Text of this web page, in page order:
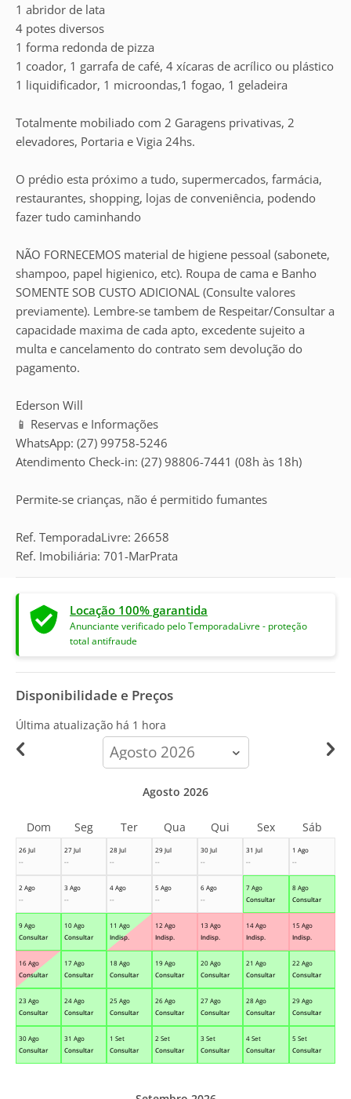
1 abridor de lata
4 potes diversos
1 forma redonda de pizza
1 coador, 1 garrafa de café, 4 xícaras de acrílico ou plástico
1 liquidificador, 1 microondas,1 fogao, 1 geladeira
Totalmente mobiliado com 2 Garagens privativas, 2
elevadores, Portaria e Vigia 24hs.
O prédio esta próximo a tudo, supermercados, farmácia,
restaurantes, shopping, lojas de conveniência, podendo
fazer tudo caminhando
NÃO FORNECEMOS material de higiene pessoal (sabonete,
shampoo, papel higienico, etc). Roupa de cama e Banho
SOMENTE SOB CUSTO ADICIONAL (Consulte valores
previamente). Lembre-se tambem de Respeitar/Consultar a
capacidade maxima de cada apto, excedente sujeito a
multa e cancelamento do contrato sem devolução do
pagamento.
Ederson Will
📱 Reservas e Informações
WhatsApp: (27) 99758-5246
Atendimento Check-in: (27) 98806-7441 (08h às 18h)
Permite-se crianças, não é permitido fumantes
Ref. TemporadaLivre: 26658
Ref. Imobiliária: 701-MarPrata
Locação 100% garantida
Anunciante verificado pelo TemporadaLivre - proteção
total antifraude
Disponibilidade e Preços
Última atualização há 1 hora
calendar-
month
26 Jul
--
27 Jul
--
28 Jul
--
29 Jul
--
30 Jul
--
31 Jul
--
1 Ago
--
2 Ago
--
3 Ago
--
4 Ago
--
5 Ago
--
6 Ago
--
7 Ago
Consultar
8 Ago
Consultar
9 Ago
Consultar
10 Ago
Consultar
11 Ago
Indisp.
12 Ago
Indisp.
13 Ago
Indisp.
14 Ago
Indisp.
15 Ago
Indisp.
16 Ago
Consultar
17 Ago
Consultar
18 Ago
Consultar
19 Ago
Consultar
20 Ago
Consultar
21 Ago
Consultar
22 Ago
Consultar
23 Ago
Consultar
24 Ago
Consultar
25 Ago
Consultar
26 Ago
Consultar
27 Ago
Consultar
28 Ago
Consultar
29 Ago
Consultar
30 Ago
Consultar
31 Ago
Consultar
1 Set
Consultar
2 Set
Consultar
3 Set
Consultar
4 Set
Consultar
5 Set
Consultar
Agosto 2026
Dom Seg Ter Qua Qui Sex Sáb